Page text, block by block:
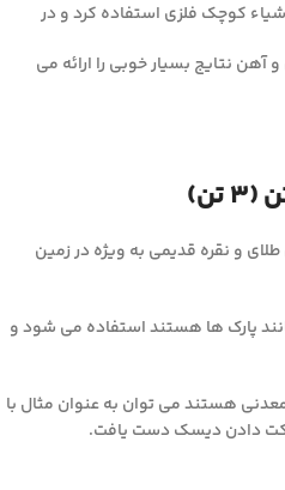
کوچک فلزی استفاده کرد و در
آهن نتایج بسیار خوبی را ارائه می
و نقره قدیمی به ویژه در زمین
پارک ها هستند استفاده می شود و
هستند می توان به عنوان مثال با
دادن دیسک دست یافت.